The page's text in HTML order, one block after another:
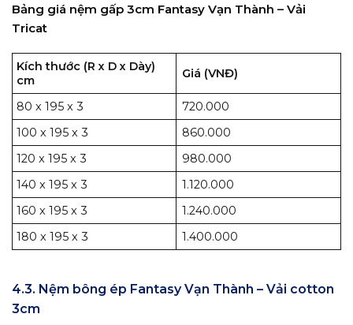
Bảng giá nệm gấp 3cm Fantasy Vạn Thành – Vải
Tricat
Kích thước (R x D x Dày)
cm
Giá (VNĐ)
80 x 195 x 3
720.000
100 x 195 x 3
860.000
120 x 195 x 3
980.000
140 x 195 x 3
1.120.000
160 x 195 x 3
1.240.000
180 x 195 x 3
1.400.000
4.3. Nệm bông ép Fantasy Vạn Thành – Vải cotton
3cm